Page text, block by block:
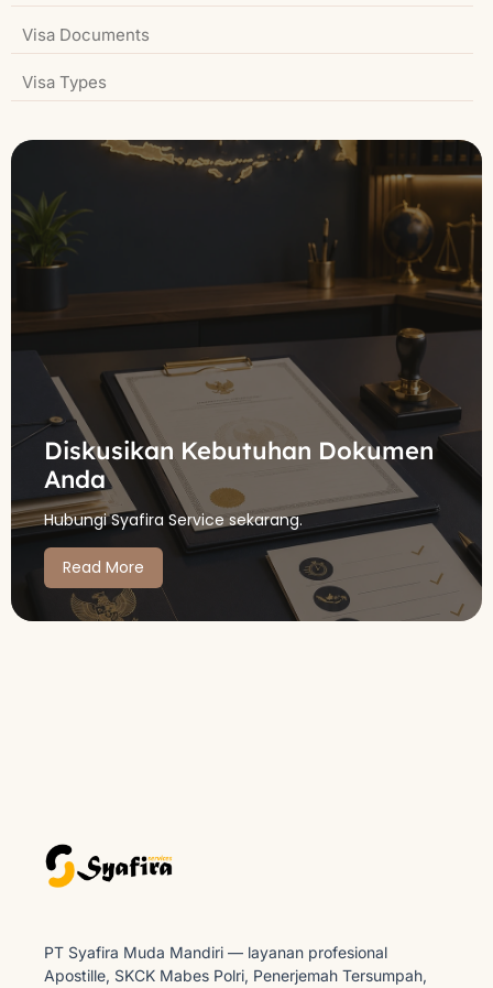
Visa Documents
Visa Types
Diskusikan Kebutuhan Dokumen
Anda
Hubungi Syafira Service sekarang.
Read More
PT Syafira Muda Mandiri — layanan profesional
Apostille, SKCK Mabes Polri, Penerjemah Tersumpah,